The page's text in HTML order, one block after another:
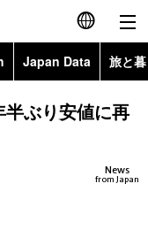
English
简体字
Japan Data 旅と
Topics
ぶり安値に再
News
from Japan